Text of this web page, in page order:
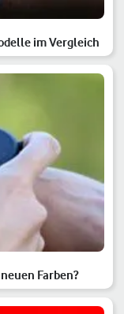
im Vergleich
Farben?